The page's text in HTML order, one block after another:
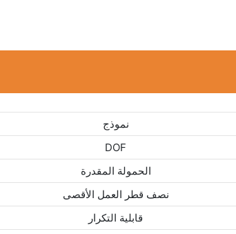
نموذج
DOF
الحمولة المقدرة
نصف قطر العمل الأقصى
قابلية التكرار